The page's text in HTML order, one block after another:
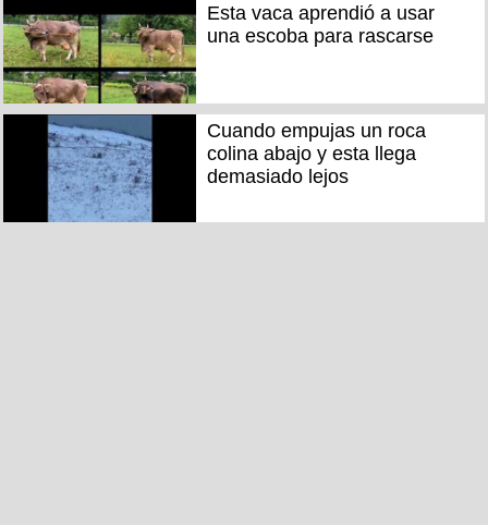
Esta vaca aprendió a usar
una escoba para rascarse
Cuando empujas un roca
colina abajo y esta llega
demasiado lejos